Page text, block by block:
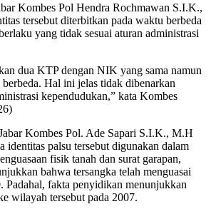
Kombes Pol Hendra Rochmawan S.I.K.,
tersebut diterbitkan pada waktu berbeda
yang tidak sesuai aturan administrasi
dua KTP dengan NIK yang sama namun
Hal ini jelas tidak dibenarkan
kependudukan,” kata Kombes
Kombes Pol. Ade Sapari S.I.K., M.H
identitas palsu tersebut digunakan dalam
fisik tanah dan surat garapan,
bahwa tersangka telah menguasai
Padahal, fakta penyidikan menunjukkan
wilayah tersebut pada 2007.